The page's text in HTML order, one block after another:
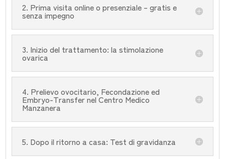
2. Prima visita online o presenziale – gratis e
senza impegno
3. Inizio del trattamento: la stimolazione
ovarica
4. Prelievo ovocitario, Fecondazione ed
Embryo-Transfer nel Centro Medico
Manzanera
5. Dopo il ritorno a casa: Test di gravidanza